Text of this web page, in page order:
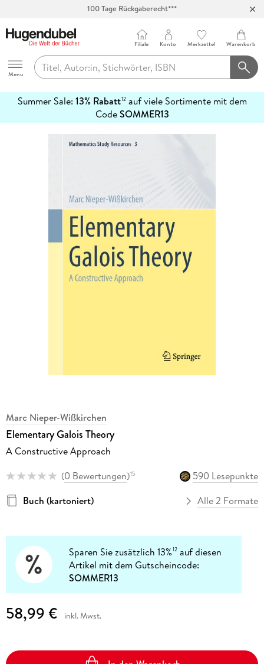
100 Tage Rückgaberecht***
Hugendubel
Menu
Filiale Konto Merkzettel Warenkorb
Summer Sale: 13% Rabatt12auf viele Sortimente mit dem
CodeSOMMER13
erfahren
Marc Nieper-Wißkirchen
Elementary Galois Theory
A Constructive Approach
(0 Bewertungen)15
590 Lesepunkte
Buch (kartoniert)
Alle 2 Formate
Sparen Sie zusätzlich 13%12 auf diesen
Artikel mit dem Gutscheincode:
SOMMER13
58,99 € inkl. Mwst.